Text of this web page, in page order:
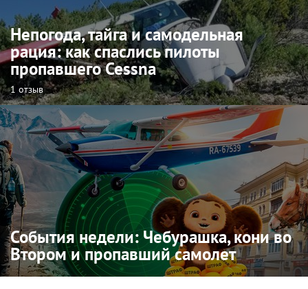
Непогода, тайга и самодельная
рация: как спаслись пилоты
пропавшего Cessna
1 отзыв
События недели: Чебурашка, кони во
Втором и пропавший самолет